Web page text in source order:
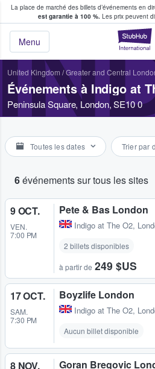
La place de marché des billets d’événements en
est garantie à 100 %. Les prix peuvent
Menu
fans achètent et
United Kingdom /Greater and Central
Événements à Indigo at
Peninsula Square, London, SE10 0
Toutes les dates Trier par
6événements sur tous les sites
9 OCT.
VEN.
7:00 PM
Pete & Bas London
Indigo at The O2,
2 billets disponibles
à partir de 249 $US
17 OCT.
SAM.
7:30 PM
Boyzlife London
Indigo at The O2,
Aucun billet disponible
8 NOV. Goran Bregovic